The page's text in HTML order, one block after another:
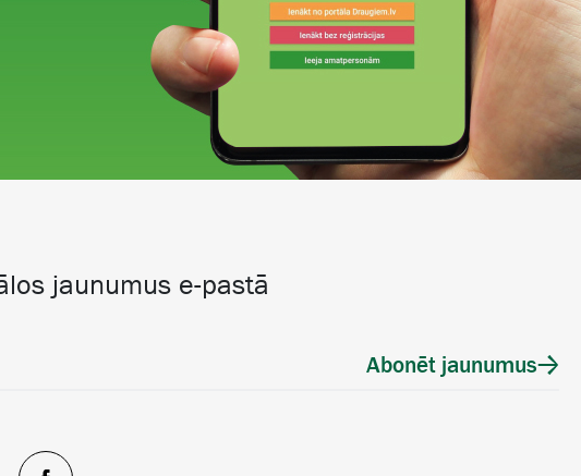
jaunumus e-pastā
Abonēt jaunumus